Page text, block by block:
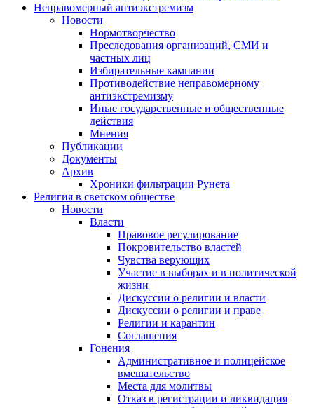
Неправомерный антиэкстремизм
Новости
Нормотворчество
Преследования организаций, СМИ и
частных лиц
Избирательные кампании
Противодействие неправомерному
антиэкстремизму
Иные государственные и общественные
действия
Мнения
Публикации
Документы
Архив
Хроники фильтрации Рунета
Религия в светском обществе
Новости
Власти
Правовое регулирование
Покровительство властей
Чувства верующих
Участие в выборах и в политической
жизни
Дискуссии о религии и власти
Дискуссии о религии и праве
Религии и карантин
Соглашения
Гонения
Административное и полицейское
вмешательство
Места для молитвы
Отказ в регистрации и ликвидация